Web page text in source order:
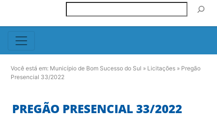
Você está em: Município de Bom Sucesso do Sul » Licitações » Pregão
Presencial 33/2022
PREGÃO PRESENCIAL 33/2022